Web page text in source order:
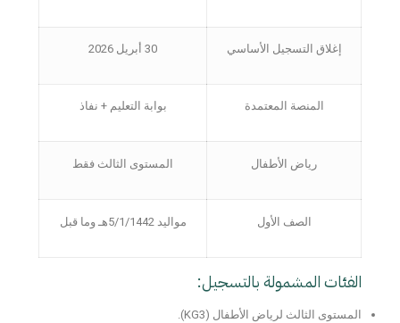
إغلاق التسجيل الأساسي 30 أبريل 2026
المنصة المعتمدة بوابة التعليم + نفاذ
رياض الأطفال المستوى الثالث فقط
الصف الأول مواليد 5/1/1442هـ وما قبل
الفئات المشمولة بالتسجيل:
المستوى الثالث لرياض الأطفال (KG3) .